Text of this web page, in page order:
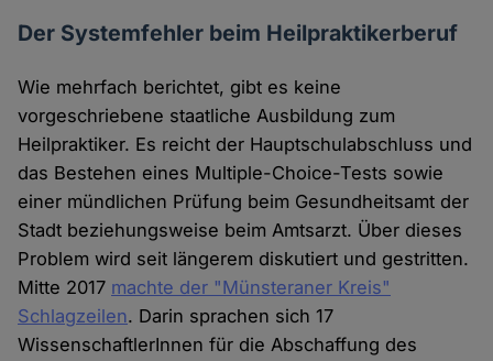
Der Systemfehler beim Heilpraktikerberuf
Wie mehrfach berichtet, gibt es keine
vorgeschriebene staatliche Ausbildung zum
Heilpraktiker. Es reicht der Hauptschulabschluss und
das Bestehen eines Multiple-Choice-Tests sowie
einer mündlichen Prüfung beim Gesundheitsamt der
Stadt beziehungsweise beim Amtsarzt. Über dieses
Problem wird seit längerem diskutiert und gestritten.
Mitte 2017 machte der "Münsteraner Kreis"
Schlagzeilen. Darin sprachen sich 17
WissenschaftlerInnen für die Abschaffung des